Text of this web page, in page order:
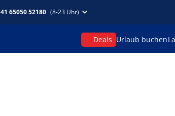
65050 52180 (8-23 Uhr)
Deals Urlaub buchen